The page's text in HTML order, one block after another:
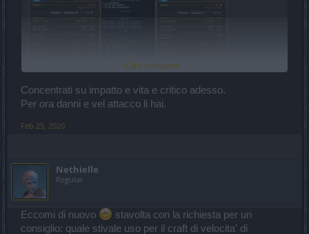
Click to expand...
Concentrati su impatto e vita e critico adesso.
Per ora danni e vel attacco li hai.
Feb 25, 2020
Nethielle
Regular
Eccomi di nuovo
stavolta con la richiesta per un
consiglio: quale stivale uso per il craft di velocita' di